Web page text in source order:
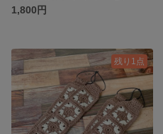
1,800円
残り1点